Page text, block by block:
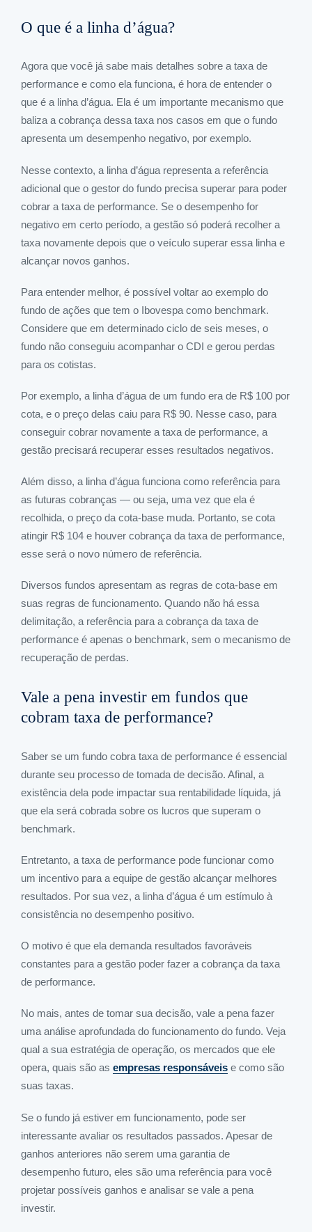
O que é a linha d’água?
Agora que você já sabe mais detalhes sobre a taxa de
performance e como ela funciona, é hora de entender o
que é a linha d’água. Ela é um importante mecanismo que
baliza a cobrança dessa taxa nos casos em que o fundo
apresenta um desempenho negativo, por exemplo.
Nesse contexto, a linha d’água representa a referência
adicional que o gestor do fundo precisa superar para poder
cobrar a taxa de performance. Se o desempenho for
negativo em certo período, a gestão só poderá recolher a
taxa novamente depois que o veículo superar essa linha e
alcançar novos ganhos.
Para entender melhor, é possível voltar ao exemplo do
fundo de ações que tem o Ibovespa como benchmark.
Considere que em determinado ciclo de seis meses, o
fundo não conseguiu acompanhar o CDI e gerou perdas
para os cotistas.
Por exemplo, a linha d’água de um fundo era de R$ 100 por
cota, e o preço delas caiu para R$ 90. Nesse caso, para
conseguir cobrar novamente a taxa de performance, a
gestão precisará recuperar esses resultados negativos.
Além disso, a linha d’água funciona como referência para
as futuras cobranças — ou seja, uma vez que ela é
recolhida, o preço da cota-base muda. Portanto, se cota
atingir R$ 104 e houver cobrança da taxa de performance,
esse será o novo número de referência.
Diversos fundos apresentam as regras de cota-base em
suas regras de funcionamento. Quando não há essa
delimitação, a referência para a cobrança da taxa de
performance é apenas o benchmark, sem o mecanismo de
recuperação de perdas.
Vale a pena investir em fundos que
cobram taxa de performance?
Saber se um fundo cobra taxa de performance é essencial
durante seu processo de tomada de decisão. Afinal, a
existência dela pode impactar sua rentabilidade líquida, já
que ela será cobrada sobre os lucros que superam o
benchmark.
Entretanto, a taxa de performance pode funcionar como
um incentivo para a equipe de gestão alcançar melhores
resultados. Por sua vez, a linha d’água é um estímulo à
consistência no desempenho positivo.
O motivo é que ela demanda resultados favoráveis
constantes para a gestão poder fazer a cobrança da taxa
de performance.
No mais, antes de tomar sua decisão, vale a pena fazer
uma análise aprofundada do funcionamento do fundo. Veja
qual a sua estratégia de operação, os mercados que ele
opera, quais são asempresas responsáveis e como são
suas taxas.
Se o fundo já estiver em funcionamento, pode ser
interessante avaliar os resultados passados. Apesar de
ganhos anteriores não serem uma garantia de
desempenho futuro, eles são uma referência para você
projetar possíveis ganhos e analisar se vale a pena
investir.